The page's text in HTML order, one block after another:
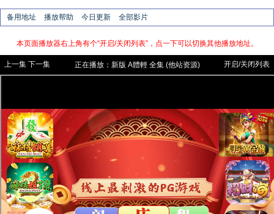
备用地址 播放帮助 今日更新 全部影片
本页面播放器右上角有个“开启/关闭列表”，点一下可以切换其他播放地址。
上一集 下一集 正在播放： 新版 A體輕 全集 (他站资源)
开启/关闭列表